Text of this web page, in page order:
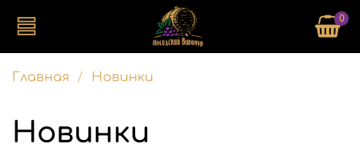
0
Главная Новинки
Новинки